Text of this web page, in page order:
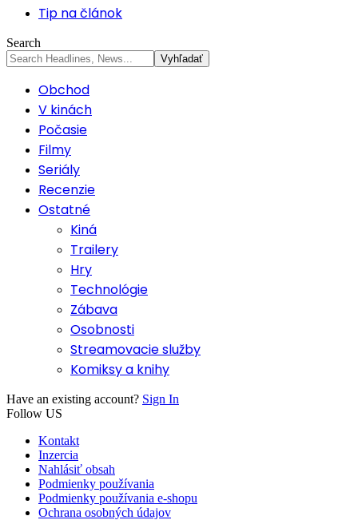
Tip na článok
Search
Obchod
V kinách
Počasie
Filmy
Seriály
Recenzie
Ostatné
Kiná
Trailery
Hry
Technológie
Zábava
Osobnosti
Streamovacie služby
Komiksy a knihy
Have an existing account? Sign In
Follow US
Kontakt
Inzercia
Nahlásiť obsah
Podmienky používania
Podmienky používania e-shopu
Ochrana osobných údajov